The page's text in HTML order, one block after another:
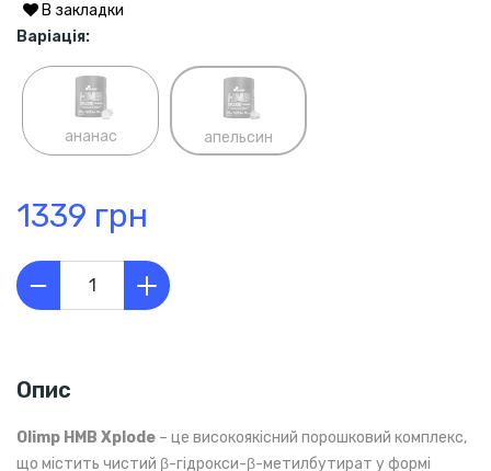
В закладки
Варіація:
ананас апельсин
1339 грн
Опис
Olimp HMB Xplode – це високоякісний порошковий комплекс,
що містить чистий β-гідрокси-β-метилбутират у формі